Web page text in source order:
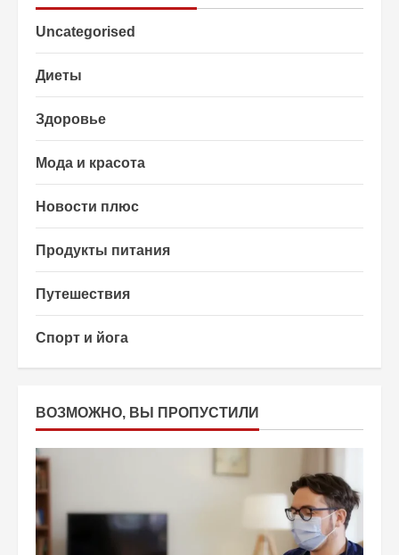
Uncategorised
Диеты
Здоровье
Мода и красота
Новости плюс
Продукты питания
Путешествия
Спорт и йога
ВОЗМОЖНО, ВЫ ПРОПУСТИЛИ